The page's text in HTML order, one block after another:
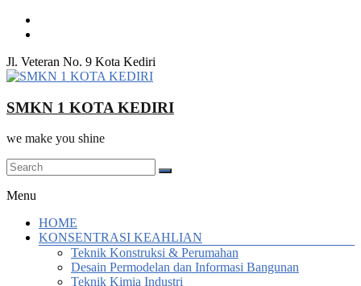
Skip
Jl. Veteran No. 9 Kota Kediri
SMKN 1 KOTA KEDIRI
we make you shine
Menu
HOME
KONSENTRASI KEAHLIAN
Teknik Konstruksi & Perumahan
Desain Permodelan dan Informasi Bangunan
Teknik Kimia Industri